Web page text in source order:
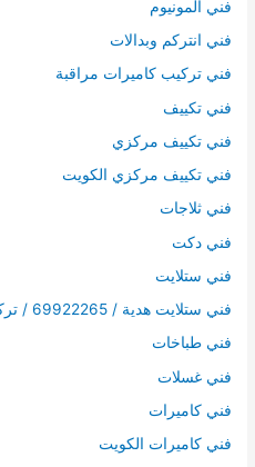
فني المونيوم
فني انتركم وبدالات
فني تركيب كاميرات مراقبة
فني تكييف
فني تكييف مركزي
فني تكييف مركزي الكويت
فني ثلاجات
فني دكت
فني ستلايت
فني ستلايت هدية / 69922265 / تركيب ستلايت أبو حليفة
فني طباخات
فني غسلات
فني كاميرات
فني كاميرات الكويت